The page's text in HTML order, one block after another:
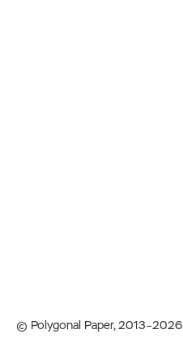
© Polygonal Paper, 2013–2026